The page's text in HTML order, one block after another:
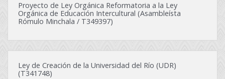
Proyecto de Ley Orgánica Reformatoria a la Ley
Orgánica de Educación Intercultural (Asambleísta
Rómulo Minchala / T349397)
Ley de Creación de la Universidad del Río (UDR)
(T341748)